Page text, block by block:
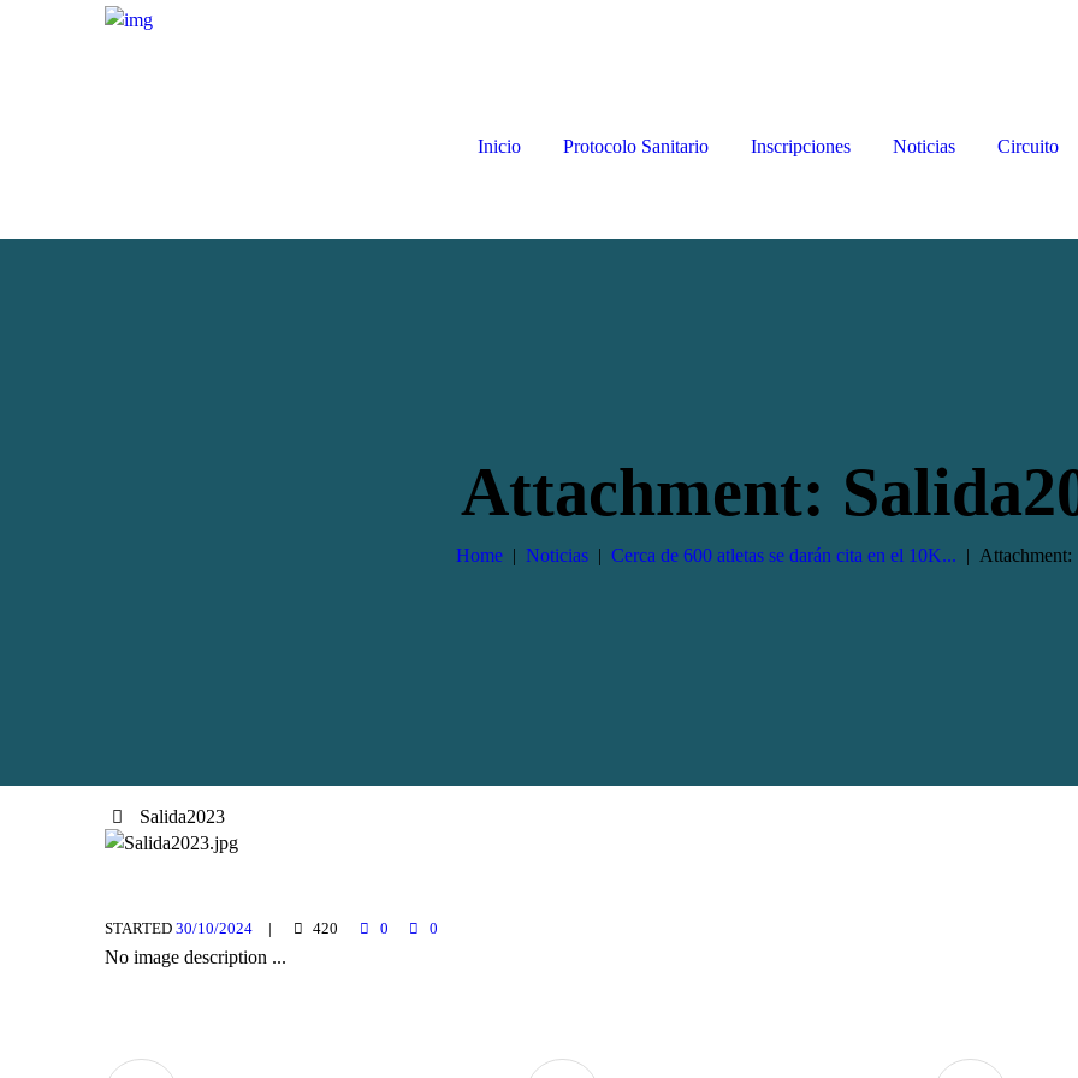
Inicio Protocolo Sanitario Inscripciones Noticias Circuito
Attachment:
Home Noticias Cerca de 600 atletas se darán cita en el 10K... Attachment:
Salida2023
STARTED 30/10/2024 420 0 0
No image description ...